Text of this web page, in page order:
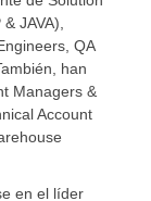
JAVA),
QA
han
Managers &
Account
en el líder